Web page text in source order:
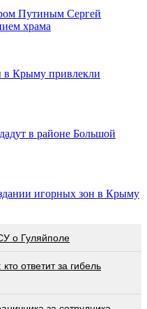
Путиным Сергей
храма
в Крыму привлекли
в районе Большой
игорных зон в Крыму
о Гуляйполе
ответит за гибель